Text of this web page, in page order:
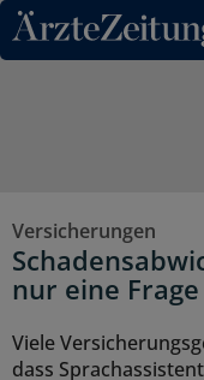
Direkt zum
Versicherungen
nur eine
Viele
dass